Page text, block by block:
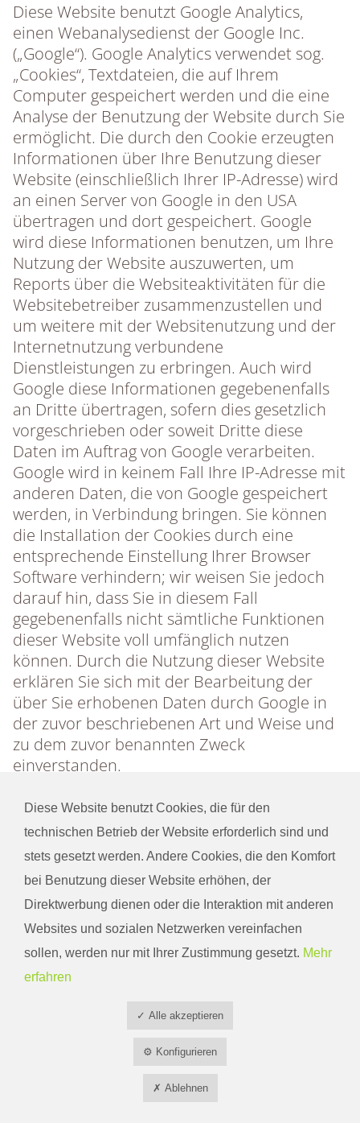
Diese Website benutzt Google Analytics,
einen Webanalysedienst der Google Inc.
(„Google“). Google Analytics verwendet sog.
„Cookies“, Textdateien, die auf Ihrem
Computer gespeichert werden und die eine
Analyse der Benutzung der Website durch Sie
ermöglicht. Die durch den Cookie erzeugten
Informationen über Ihre Benutzung dieser
Website (einschließlich Ihrer IP-Adresse) wird
an einen Server von Google in den USA
übertragen und dort gespeichert. Google
wird diese Informationen benutzen, um Ihre
Nutzung der Website auszuwerten, um
Reports über die Websiteaktivitäten für die
Websitebetreiber zusammenzustellen und
um weitere mit der Websitenutzung und der
Internetnutzung verbundene
Dienstleistungen zu erbringen. Auch wird
Google diese Informationen gegebenenfalls
an Dritte übertragen, sofern dies gesetzlich
vorgeschrieben oder soweit Dritte diese
Daten im Auftrag von Google verarbeiten.
Google wird in keinem Fall Ihre IP-Adresse mit
anderen Daten, die von Google gespeichert
werden, in Verbindung bringen. Sie können
die Installation der Cookies durch eine
entsprechende Einstellung Ihrer Browser
Software verhindern; wir weisen Sie jedoch
darauf hin, dass Sie in diesem Fall
gegebenenfalls nicht sämtliche Funktionen
dieser Website voll umfänglich nutzen
können. Durch die Nutzung dieser Website
erklären Sie sich mit der Bearbeitung der
über Sie erhobenen Daten durch Google in
der zuvor beschriebenen Art und Weise und
zu dem zuvor benannten Zweck
einverstanden.
Kontakt
Telefon
+49 2171 30984
Hofladen
+49 2171 9137567
E-Mail
Öffnungszeiten
9.00 - 13.00 + 15.00 - 18.00 Uhr
9.00 - 18.00 Uhr
Diese Website benutzt Cookies, die für den
technischen Betrieb der Website erforderlich sind und
stets gesetzt werden. Andere Cookies, die den Komfort
bei Benutzung dieser Website erhöhen, der
Direktwerbung dienen oder die Interaktion mit anderen
Websites und sozialen Netzwerken vereinfachen
sollen, werden nur mit Ihrer Zustimmung gesetzt. Mehr
erfahren
✓ Alle akzeptieren
⚙ Konfigurieren
✗ Ablehnen